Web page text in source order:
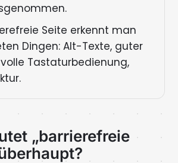
Seite erkennt man
Dingen: Alt-Texte, guter
Tastaturbedienung,
„barrierefreie